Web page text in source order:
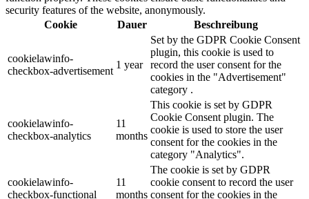
security features of the website, anonymously.
Cookie
Dauer Beschreibung
cookielawinfo-
checkbox-advertisement
1 year
Set by the GDPR Cookie Consent
plugin, this cookie is used to
record the user consent for the
cookies in the "Advertisement"
category .
cookielawinfo-
checkbox-analytics
11
months
This cookie is set by GDPR
Cookie Consent plugin. The
cookie is used to store the user
consent for the cookies in the
category "Analytics".
cookielawinfo-
checkbox-functional
11
months
The cookie is set by GDPR
cookie consent to record the user
consent for the cookies in the